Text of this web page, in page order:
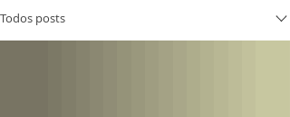
Todos posts